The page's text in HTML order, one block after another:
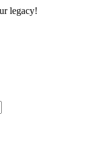
legacy!